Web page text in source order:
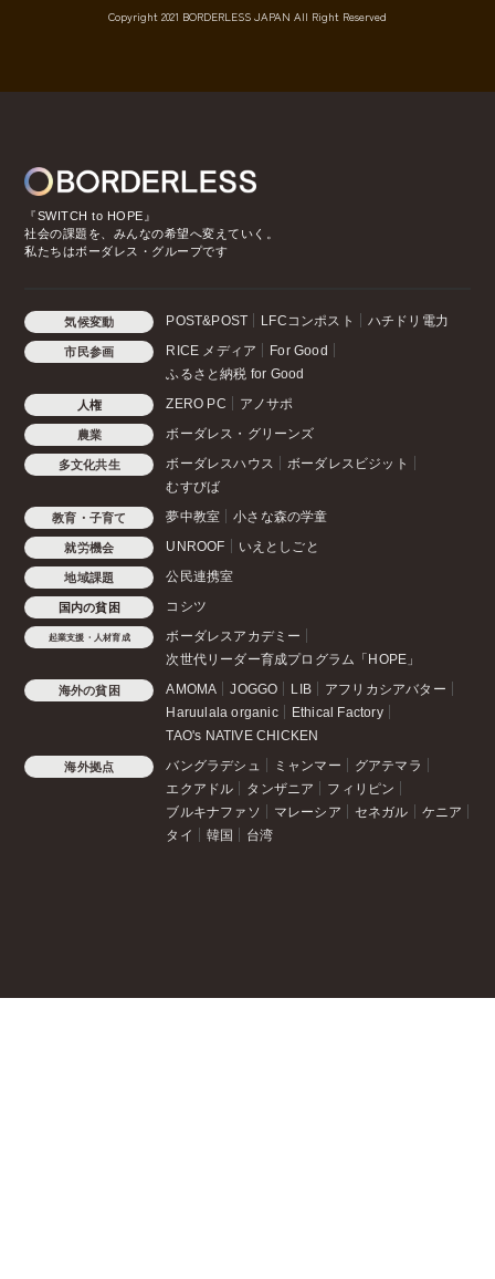
Copyright 2021 BORDERLESS JAPAN All Right Reserved
『SWITCH to HOPE』
社会の課題を、みんなの希望へ変えていく。
私たちはボーダレス・グループです
気候変動 POST&POST LFCコンポスト ハチドリ電力
市民参画 RICE メディア
For Good
ふるさと納税 for Good
人権 ZERO PC アノサポ
農業 ボーダレス・グリーンズ
多文化共生 ボーダレスハウス
ボーダレスビジット
むすびば
教育・子育て 夢中教室 小さな森の学童
就労機会 UNROOF いえとしごと
地域課題 公民連携室
国内の貧困 コシツ
起業支援・人材育成
ボーダレスアカデミー
次世代リーダー育成プログラム「HOPE」
海外の貧困 AMOMA JOGGO LIB
アフリカシアバター
Haruulala organic
Ethical Factory
TAO's NATIVE CHICKEN
海外拠点 バングラデシュ ミャンマー
グアテマラ
エクアドル
タンザニア
フィリピン
ブルキナファソ
マレーシア セネガル
ケニア
タイ
韓国 台湾